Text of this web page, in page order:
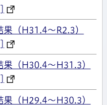
（H31.4～R2.3）
果（H30.4～H31.3）
果（H29.4～H30.3）